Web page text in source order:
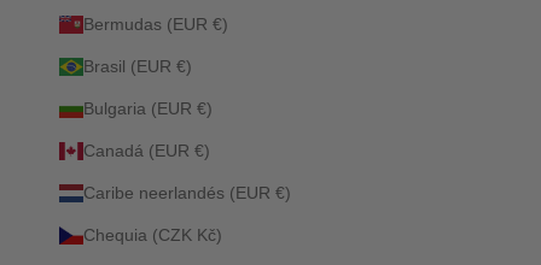
Bermudas (EUR €)
Brasil (EUR €)
Bulgaria (EUR €)
Canadá (EUR €)
Caribe neerlandés (EUR €)
Chequia (CZK Kč)